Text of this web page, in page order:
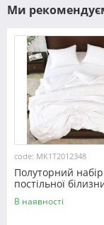
Ми
code: MK1T2012348
Полуторний набір
постільної
150*220 із
№2012348
В наявності